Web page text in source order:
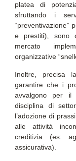
platea di
sfruttando i
“preventivazione”
e prestiti), sono
mercato
organizzative
Inoltre, precisa
garantire che i
avvalgono per il
disciplina di
l’adozione di
alle attività
creditizia (es:
assicurativa).